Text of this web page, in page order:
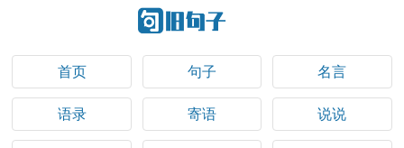
首页 句子 名言
语录 寄语 说说